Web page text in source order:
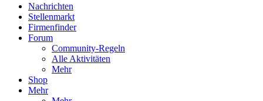
Nachrichten
Stellenmarkt
Firmenfinder
Forum
Community-Regeln
Alle Aktivitäten
Mehr
Shop
Mehr